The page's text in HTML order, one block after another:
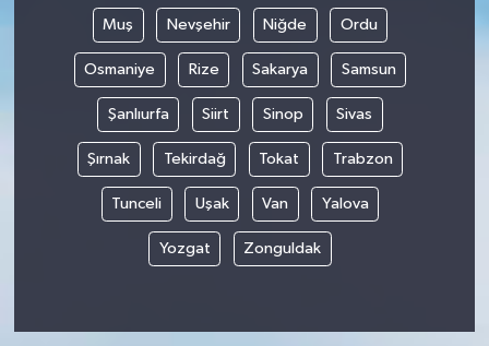
Muş Nevşehir Niğde Ordu
Osmaniye Rize Sakarya Samsun
Şanlıurfa Siirt Sinop Sivas
Şırnak Tekirdağ Tokat Trabzon
Tunceli Uşak Van Yalova
Yozgat Zonguldak